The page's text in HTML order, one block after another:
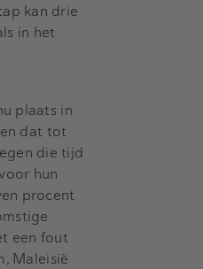
kan drie
in het
plaats in
dat tot
die tijd
hun
procent
een fout
Maleisië